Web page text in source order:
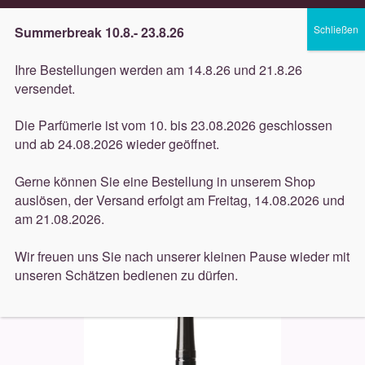
Lieferung innerhalb 3 Werktagen
Navigation
springen
Inhalt
springen
Düfte
öffnen
öffnen
Dekorative
Accessoires
öffnen
Start Dekorative Beauty is life
Summerbreak 10.8.- 23.8.26
Ihre Bestellungen werden am 14.8.26 und 21.8.26
versendet.
Die Parfümerie ist vom 10. bis 23.08.2026 geschlossen
und ab 24.08.2026 wieder geöffnet.
Gerne können Sie eine Bestellung in unserem Shop
auslösen, der Versand erfolgt am Freitag, 14.08.2026 und
am 21.08.2026.
Wir freuen uns Sie nach unserer kleinen Pause wieder mit
unseren Schätzen bedienen zu dürfen.